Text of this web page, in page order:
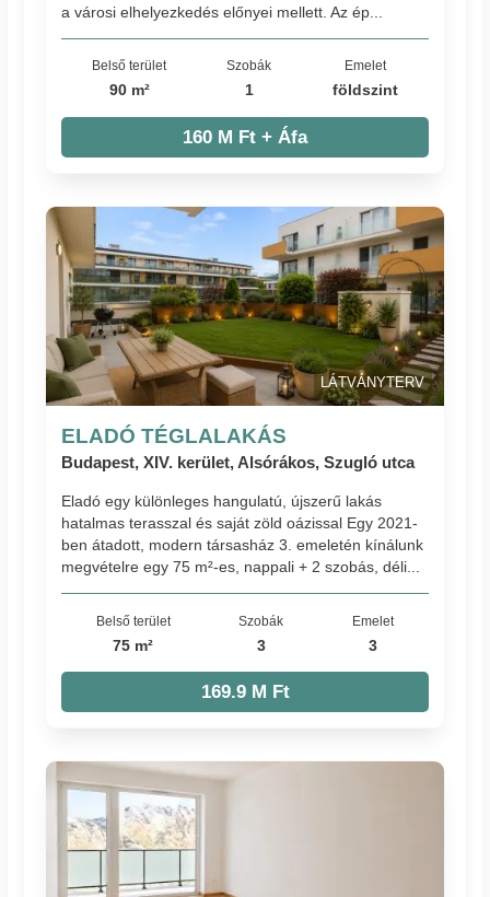
a városi elhelyezkedés előnyei mellett. Az ép...
Belső terület
90 m²
Szobák
1
Emelet
földszint
160 M Ft + Áfa
LÁTVÁNYTERV
ELADÓ TÉGLALAKÁS
Budapest, XIV. kerület, Alsórákos, Szugló utca
Eladó egy különleges hangulatú, újszerű lakás
hatalmas terasszal és saját zöld oázissal Egy 2021-
ben átadott, modern társasház 3. emeletén kínálunk
megvételre egy 75 m²-es, nappali + 2 szobás, déli...
Belső terület
75 m²
Szobák
3
Emelet
3
169.9 M Ft